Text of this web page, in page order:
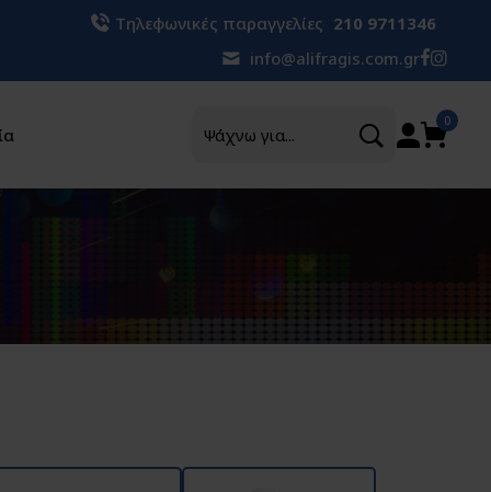
Τηλεφωνικές παραγγελίες 210 9711346
info@alifragis.com.gr
0